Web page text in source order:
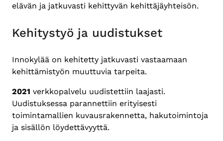
elävän ja jatkuvasti kehittyvän kehittäjäyhteisön.
Kehitystyö ja uudistukset
Innokylää on kehitetty jatkuvasti vastaamaan
kehittämistyön muuttuvia tarpeita.
2021 verkkopalvelu uudistettiin laajasti.
Uudistuksessa parannettiin erityisesti
toimintamallien kuvausrakennetta, hakutoimintoja
ja sisällön löydettävyyttä.